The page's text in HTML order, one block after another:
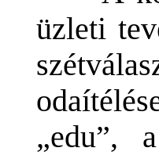
üzleti
„edu”,